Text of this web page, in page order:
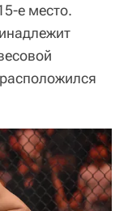
е место.